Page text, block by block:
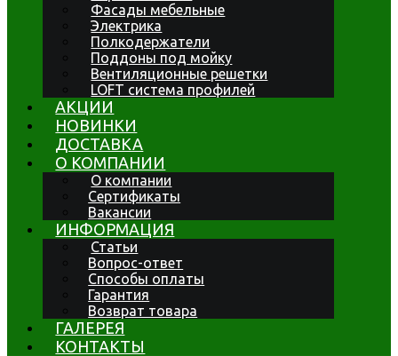
Фасады мебельные
Электрика
Полкодержатели
Поддоны под мойку
Вентиляционные решетки
LOFT система профилей
АКЦИИ
НОВИНКИ
ДОСТАВКА
О КОМПАНИИ
О компании
Сертификаты
Вакансии
ИНФОРМАЦИЯ
Статьи
Вопрос-ответ
Способы оплаты
Гарантия
Возврат товара
ГАЛЕРЕЯ
КОНТАКТЫ